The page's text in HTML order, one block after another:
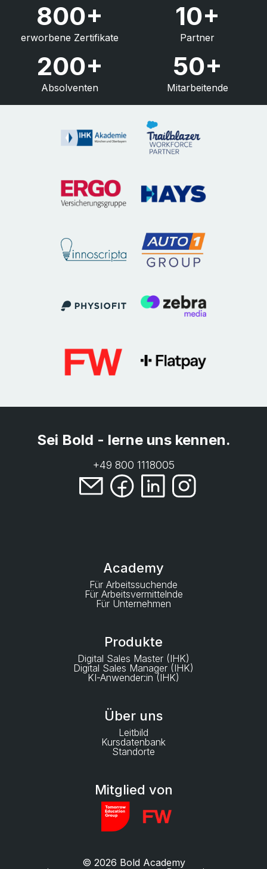
800+
erworbene Zertifikate
10+
Partner
200+
Absolventen
50+
Mitarbeitende
Sei Bold - lerne uns kennen.
+49 800 1118005
Academy
Für Arbeitssuchende
Für Arbeitsvermittelnde
Für Unternehmen
Produkte
Digital Sales Master (IHK)
Digital Sales Manager (IHK)
KI-Anwender:in (IHK)
Über uns
Leitbild
Kursdatenbank
Standorte
Mitglied von
© 2026 Bold Academy